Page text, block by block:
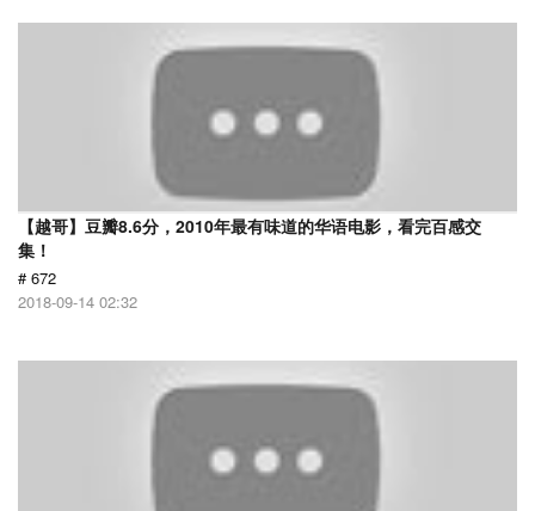
【越哥】豆瓣8.6分，2010年最有味道的华语电影，看完百感交
集！
# 672
2018-09-14 02:32